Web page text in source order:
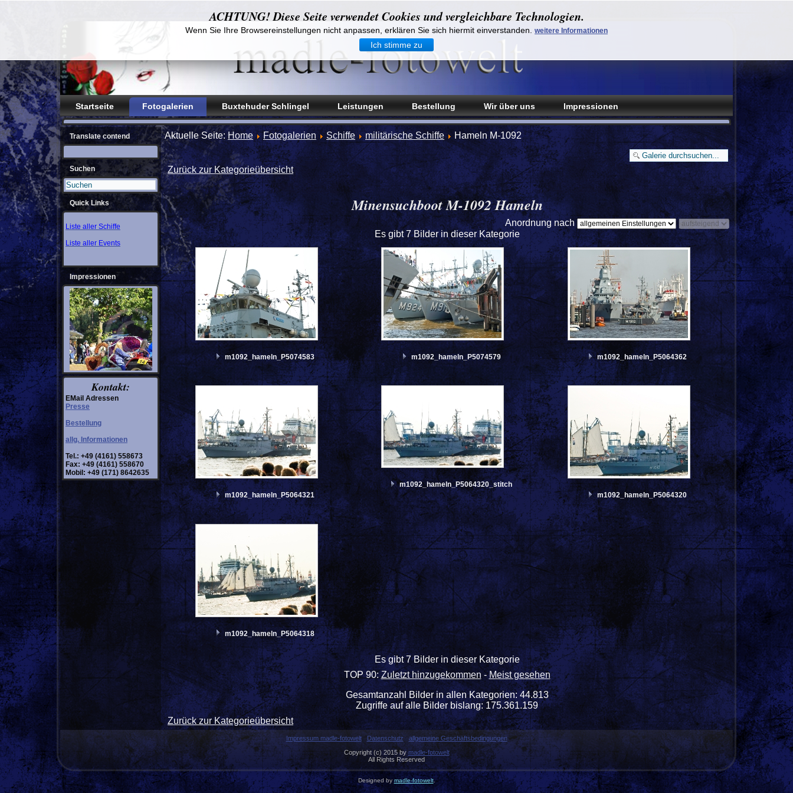
Startseite Fotogalerien Buxtehuder Schlingel Leistungen Bestellung Wir über uns Impressionen
ACHTUNG! Diese Seite verwendet Cookies und vergleichbare Technologien.
Wenn Sie Ihre Browsereinstellungen nicht anpassen, erklären Sie sich hiermit einverstanden. weitere Informationen
Ich stimme zu
Translate contend
Suchen
Quick Links
Liste aller Schiffe
Liste aller Events
Impressionen
Kontakt:
EMail Adressen
Presse
Bestellung
allg. Informationen
Tel.: +49 (4161) 558673
Fax: +49 (4161) 558670
Mobil: +49 (171) 8642635
Aktuelle Seite: Home Fotogalerien Schiffe militärische Schiffe Hameln M-1092
Zurück zur Kategorieübersicht
Minensuchboot M-1092 Hameln
Anordnung nach
Es gibt 7 Bilder in dieser Kategorie
m1092_hameln_P5074583 m1092_hameln_P5074579 m1092_hameln_P5064362
m1092_hameln_P5064321
m1092_hameln_P5064320_stitch
m1092_hameln_P5064320
m1092_hameln_P5064318
Es gibt 7 Bilder in dieser Kategorie
TOP 90:Zuletzt hinzugekommen -Meist gesehen
Gesamtanzahl Bilder in allen Kategorien: 44.813
Zugriffe auf alle Bilder bislang: 175.361.159
Zurück zur Kategorieübersicht
Impressum madle-fotowelt Datenschutz
allgemeine Geschäftsbedingungen
Copyright (c) 2015 by madle-fotowelt
All Rights Reserved
Designed by madle-fotowelt.